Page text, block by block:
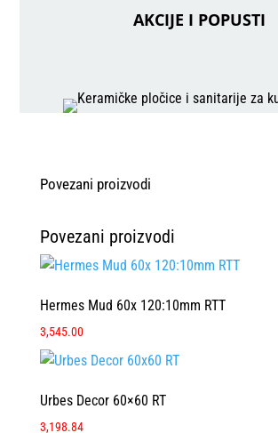
AKCIJE I POPUSTI
Povezani proizvodi
Povezani proizvodi
Hermes Mud 60x 120:10mm RTT
3,545.00
Urbes Decor 60×60 RT
3,198.84